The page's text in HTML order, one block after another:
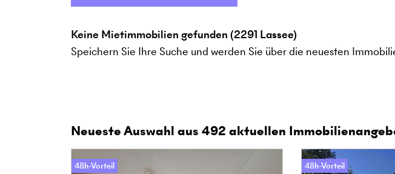
Keine Mietimmobilien gefunden (2291 Lassee)
Speichern Sie Ihre Suche und werden Sie über die neuesten
Neueste Auswahl aus 492 aktuellen
48h-Vorteil
48h-Vorteil